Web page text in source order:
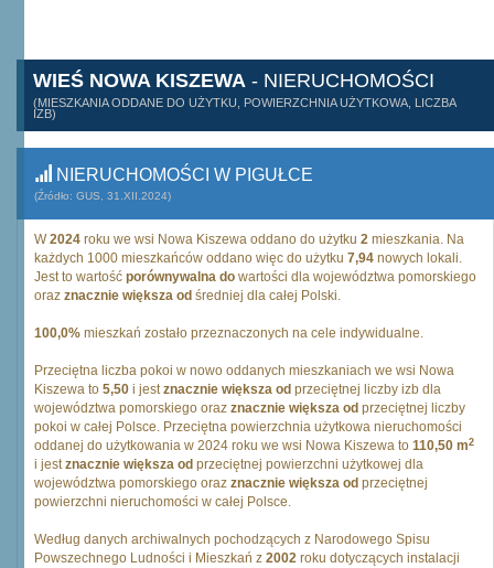
WIEŚ NOWA KISZEWA - NIERUCHOMOŚCI
(MIESZKANIA ODDANE DO UŻYTKU, POWIERZCHNIA UŻYTKOWA, LICZBA
IZB)
NIERUCHOMOŚCI W PIGUŁCE
(Źródło: GUS, 31.XII.2024)
W2024 roku we wsi Nowa Kiszewa oddano do użytku 2 mieszkania. Na
każdych 1000 mieszkańców oddano więc do użytku 7,94 nowych lokali.
Jest to wartość porównywalna do wartości dla województwa pomorskiego
oraz znacznie większa od średniej dla całej Polski.
100,0% mieszkań zostało przeznaczonych na cele indywidualne.
Przeciętna liczba pokoi w nowo oddanych mieszkaniach we wsi Nowa
Kiszewa to 5,50 i jestznacznie większa od przeciętnej liczby izb dla
województwa pomorskiego oraz znacznie większa od przeciętnej liczby
pokoi w całej Polsce. Przeciętna powierzchnia użytkowa nieruchomości
oddanej do użytkowania w 2024 roku we wsi Nowa Kiszewa to 110,50 m2
i jestznacznie większa od przeciętnej powierzchni użytkowej dla
województwa pomorskiego oraz znacznie większa od przeciętnej
powierzchni nieruchomości w całej Polsce.
Według danych archiwalnych pochodzących z Narodowego Spisu
Powszechnego Ludności i Mieszkań z 2002 roku dotyczących instalacji